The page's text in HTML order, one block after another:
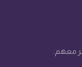
معهم.